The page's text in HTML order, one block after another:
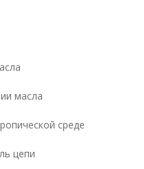
масла
среде
цепи